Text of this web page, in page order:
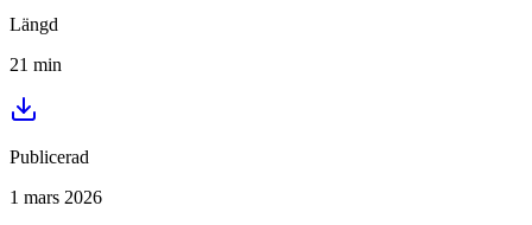
Längd
21 min
Publicerad
1 mars 2026